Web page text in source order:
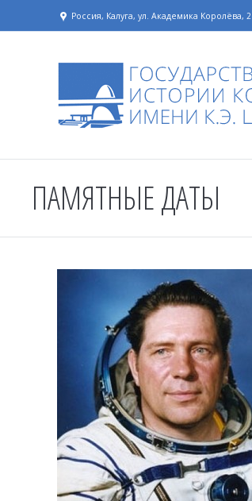
Россия, Калуга, ул. Академика Королёва, 2
ПАМЯТНЫЕ ДАТЫ